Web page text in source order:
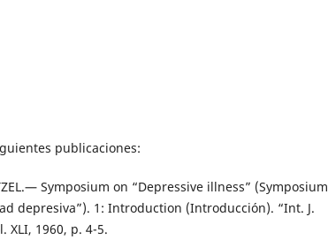
publicaciones:
Symposium on “Depressive illness” (Symposium
depresiva”). 1: Introduction (Introducción). “Int. J.
XLI, 1960, p. 4-5.